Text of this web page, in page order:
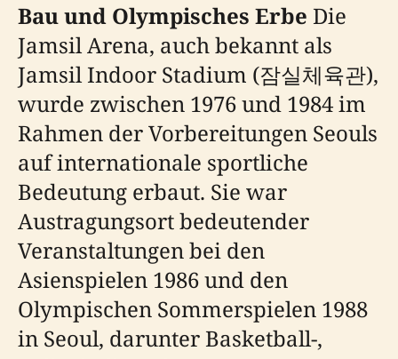
Bau und Olympisches Erbe Die
Jamsil Arena, auch bekannt als
Jamsil Indoor Stadium (잠실체육관),
wurde zwischen 1976 und 1984 im
Rahmen der Vorbereitungen Seouls
auf internationale sportliche
Bedeutung erbaut. Sie war
Austragungsort bedeutender
Veranstaltungen bei den
Asienspielen 1986 und den
Olympischen Sommerspielen 1988
in Seoul, darunter Basketball-,